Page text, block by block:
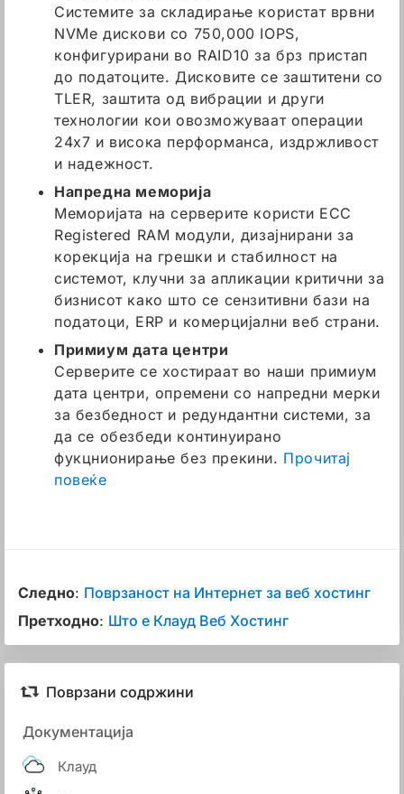
Системите за складирање користат врвни
NVMe дискови со 750,000 IOPS,
конфигурирани во RAID10 за брз пристап
до податоците. Дисковите се заштитени со
TLER, заштита од вибрации и други
технологии кои овозможуваат операции
24x7 и висока перформанса, издржливост
и надежност.
Напредна меморија
Меморијата на серверите користи ECC
Registered RAM модули, дизајнирани за
корекција на грешки и стабилност на
системот, клучни за апликации критични за
бизнисот како што се сензитивни бази на
податоци, ERP и комерцијални веб страни.
Примиум дата центри
Серверите се хостираат во наши примиум
дата центри, опремени со напредни мерки
за безбедност и редундантни системи, за
да се обезбеди континуирано
фукцнионирање без прекини. Прочитај
повеќе
Следно: Поврзаност на Интернет за веб хостинг
Претходно: Што е Клауд Веб Хостинг
Поврзани содржини
Документација
Клауд